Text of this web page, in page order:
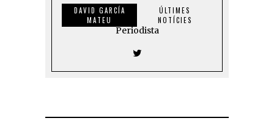
DAVID GARCÍA
MATEU
ÚLTIMES
NOTÍCIES
Periodista